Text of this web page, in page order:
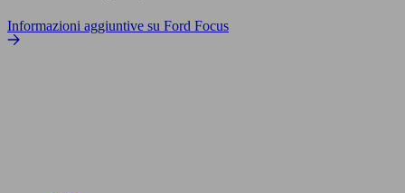
Informazioni aggiuntive su Ford Focus